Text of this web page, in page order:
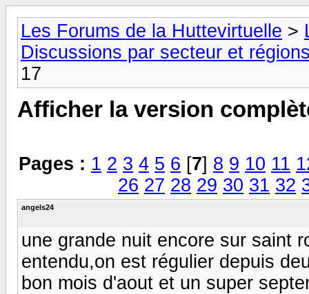
Les Forums de la Huttevirtuelle >
Discussions par secteur et
17
Afficher la version
Pages : 1 2 3 4 5 6 [7] 8 9 10 11
26 27 28 29 30 31 32
angels24
une grande nuit encore sur saint
entendu,on est régulier depuis
bon mois d'aout et un super